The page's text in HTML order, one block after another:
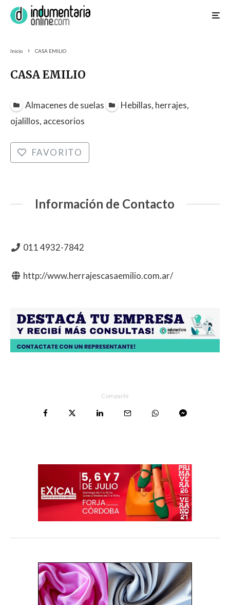
Inicio CASA EMILIO
CASA EMILIO
Almacenes de suelas
Hebillas, herrajes,
ojalillos, accesorios
FAVORITO
Información de Contacto
011 4932-7842
http://www.herrajescasaemilio.com.ar/
Compartir